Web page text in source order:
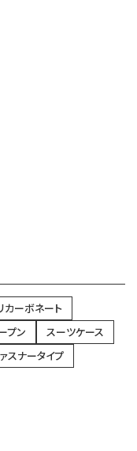
ーボネート
プン
スーツケース
スナータイプ